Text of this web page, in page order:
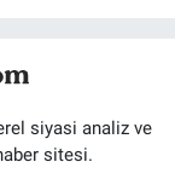
siyasi analiz ve
sitesi.